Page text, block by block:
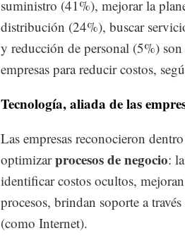
suministro (41%), mejorar la
distribución (24%), buscar
y reducción de personal (5%) son
empresas para reducir costos,
Tecnología, aliada de las
Las empresas reconocieron
optimizarprocesos de negocio:
identificar costos ocultos,
procesos, brindan soporte a
(como Internet).